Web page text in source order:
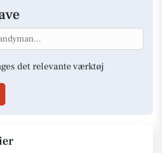
det relevante værktøj